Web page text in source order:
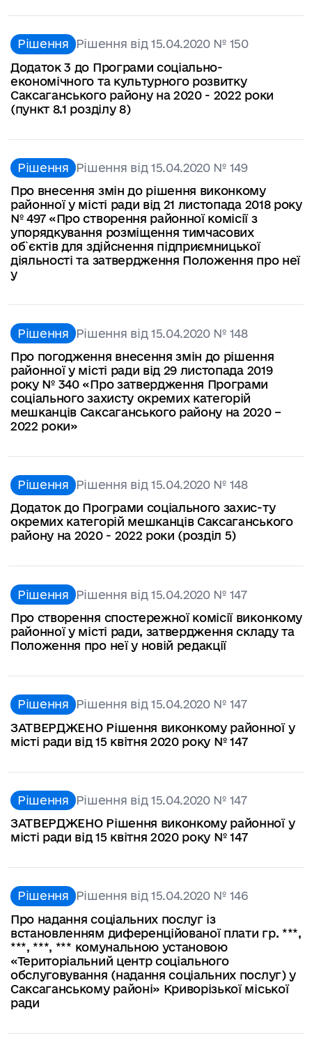
Рішення Рішення від 15.04.2020 № 150
Додаток 3 до Програми соціально-
економічного та культурного розвитку
Саксаганського району на 2020 - 2022 роки
(пункт 8.1 розділу 8)
Рішення Рішення від 15.04.2020 № 149
Про внесення змін до рішення виконкому
районної у місті ради від 21 листопада 2018 року
№ 497 «Про створення районної комісії з
упорядкування розміщення тимчасових
об`єктів для здійснення підприємницької
діяльності та затвердження Положення про неї
у
Рішення Рішення від 15.04.2020 № 148
Про погодження внесення змін до рішення
районної у місті ради від 29 листопада 2019
року № 340 «Про затвердження Програми
соціального захисту окремих категорій
мешканців Саксаганського району на 2020 –
2022 роки»
Рішення Рішення від 15.04.2020 № 148
Додаток до Програми соціального захис-ту
окремих категорій мешканців Саксаганського
району на 2020 - 2022 роки (розділ 5)
Рішення Рішення від 15.04.2020 № 147
Про створення спостережної комісії виконкому
районної у місті ради, затвердження складу та
Положення про неї у новій редакції
Рішення Рішення від 15.04.2020 № 147
ЗАТВЕРДЖЕНО Рішення виконкому районної у
місті ради від 15 квітня 2020 року № 147
Рішення Рішення від 15.04.2020 № 147
ЗАТВЕРДЖЕНО Рішення виконкому районної у
місті ради від 15 квітня 2020 року № 147
Рішення Рішення від 15.04.2020 № 146
Про надання соціальних послуг із
встановленням диференційованої плати гр. ***,
***, ***, *** комунальною установою
«Територіальний центр соціального
обслуговування (надання соціальних послуг) у
Саксаганському районі» Криворізької міської
ради